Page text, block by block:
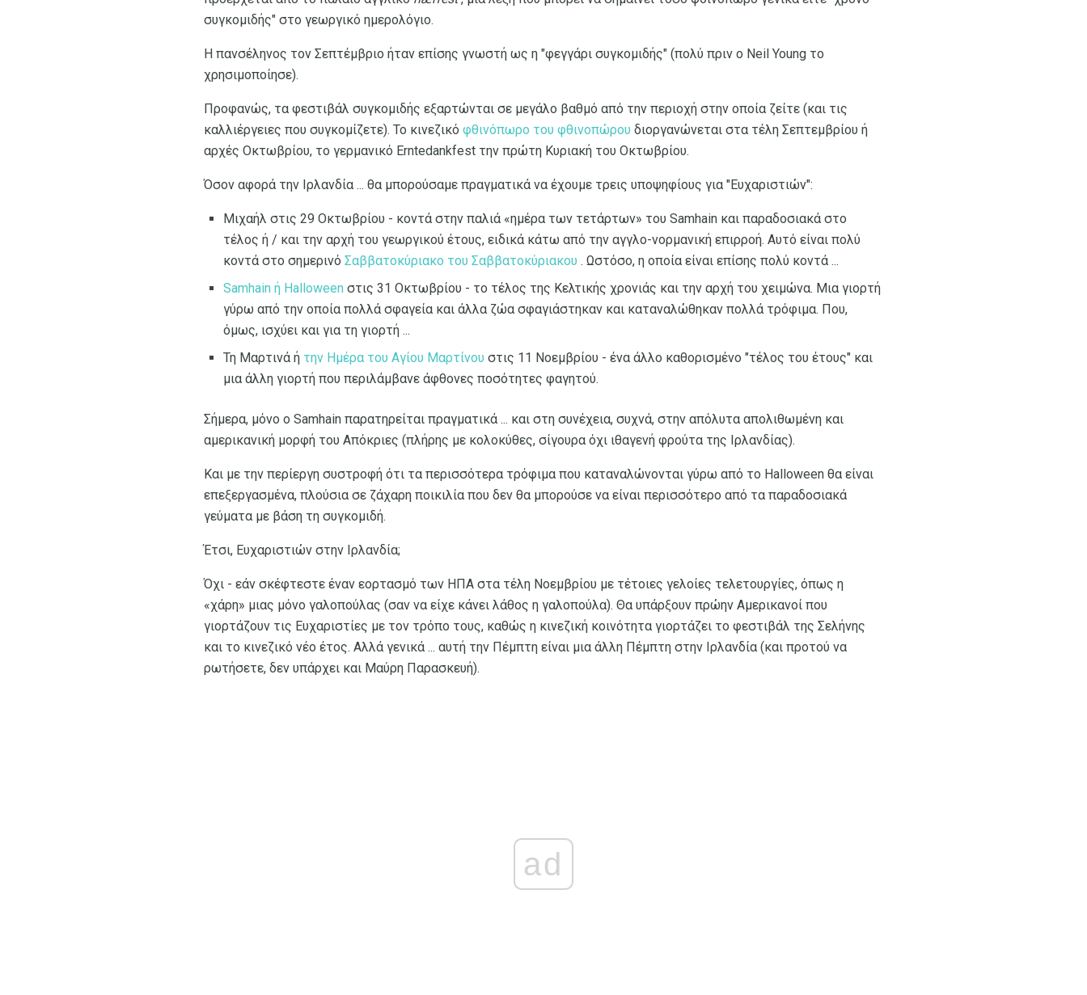
συγκομιδής" στο γεωργικό ημερολόγιο.
Η πανσέληνος τον Σεπτέμβριο ήταν επίσης γνωστή ως η "φεγγάρι συγκομιδής" (πολύ πριν ο Neil Young το
χρησιμοποίησε).
Προφανώς, τα φεστιβάλ συγκομιδής εξαρτώνται σε μεγάλο βαθμό από την περιοχή στην οποία ζείτε (και τις
καλλιέργειες που συγκομίζετε). Το κινεζικό φθινόπωρο του φθινοπώρου διοργανώνεται στα τέλη Σεπτεμβρίου ή
αρχές Οκτωβρίου, το γερμανικό Erntedankfest την πρώτη Κυριακή του Οκτωβρίου.
Όσον αφορά την Ιρλανδία ... θα μπορούσαμε πραγματικά να έχουμε τρεις υποψηφίους για "Ευχαριστιών":
Μιχαήλ στις 29 Οκτωβρίου - κοντά στην παλιά «ημέρα των τετάρτων» του Samhain και παραδοσιακά στο
τέλος ή / και την αρχή του γεωργικού έτους, ειδικά κάτω από την αγγλο-νορμανική επιρροή. Αυτό είναι πολύ
κοντά στο σημερινό Σαββατοκύριακο του Σαββατοκύριακου . Ωστόσο, η οποία είναι επίσης πολύ κοντά ...
Samhain ή Halloween στις 31 Οκτωβρίου - το τέλος της Κελτικής χρονιάς και την αρχή του χειμώνα. Μια γιορτή
γύρω από την οποία πολλά σφαγεία και άλλα ζώα σφαγιάστηκαν και καταναλώθηκαν πολλά τρόφιμα. Που,
όμως, ισχύει και για τη γιορτή ...
Τη Μαρτινά ή την Ημέρα του Αγίου Μαρτίνου στις 11 Νοεμβρίου - ένα άλλο καθορισμένο "τέλος του έτους" και
μια άλλη γιορτή που περιλάμβανε άφθονες ποσότητες φαγητού.
Σήμερα, μόνο ο Samhain παρατηρείται πραγματικά ... και στη συνέχεια, συχνά, στην απόλυτα απολιθωμένη και
αμερικανική μορφή του Απόκριες (πλήρης με κολοκύθες, σίγουρα όχι ιθαγενή φρούτα της Ιρλανδίας).
Και με την περίεργη συστροφή ότι τα περισσότερα τρόφιμα που καταναλώνονται γύρω από το Halloween θα είναι
επεξεργασμένα, πλούσια σε ζάχαρη ποικιλία που δεν θα μπορούσε να είναι περισσότερο από τα παραδοσιακά
γεύματα με βάση τη συγκομιδή.
Έτσι, Ευχαριστιών στην Ιρλανδία;
Όχι - εάν σκέφτεστε έναν εορτασμό των ΗΠΑ στα τέλη Νοεμβρίου με τέτοιες γελοίες τελετουργίες, όπως η
«χάρη» μιας μόνο γαλοπούλας (σαν να είχε κάνει λάθος η γαλοπούλα). Θα υπάρξουν πρώην Αμερικανοί που
γιορτάζουν τις Ευχαριστίες με τον τρόπο τους, καθώς η κινεζική κοινότητα γιορτάζει το φεστιβάλ της Σελήνης
και το κινεζικό νέο έτος. Αλλά γενικά ... αυτή την Πέμπτη είναι μια άλλη Πέμπτη στην Ιρλανδία (και προτού να
ρωτήσετε, δεν υπάρχει και Μαύρη Παρασκευή).
ad